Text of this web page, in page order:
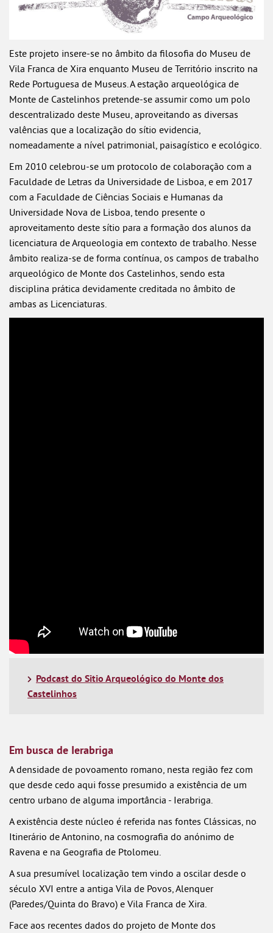
Este projeto insere-se no âmbito da filosofia do Museu de
Vila Franca de Xira enquanto Museu de Território inscrito na
Rede Portuguesa de Museus. A estação arqueológica de
Monte de Castelinhos pretende-se assumir como um polo
descentralizado deste Museu, aproveitando as diversas
valências que a localização do sítio evidencia,
nomeadamente a nível patrimonial, paisagístico e ecológico.
Em 2010 celebrou-se um protocolo de colaboração com a
Faculdade de Letras da Universidade de Lisboa, e em 2017
com a Faculdade de Ciências Sociais e Humanas da
Universidade Nova de Lisboa, tendo presente o
aproveitamento deste sítio para a formação dos alunos da
licenciatura de Arqueologia em contexto de trabalho. Nesse
âmbito realiza-se de forma contínua, os campos de trabalho
arqueológico de Monte dos Castelinhos, sendo esta
disciplina prática devidamente creditada no âmbito de
ambas as Licenciaturas.
Podcast do Sitio Arqueológico do Monte dos
Castelinhos
Em busca de Ierabriga
A densidade de povoamento romano, nesta região fez com
que desde cedo aqui fosse presumido a existência de um
centro urbano de alguma importância - Ierabriga.
A existência deste núcleo é referida nas fontes Clássicas, no
Itinerário de Antonino, na cosmografia do anónimo de
Ravena e na Geografia de Ptolomeu.
A sua presumível localização tem vindo a oscilar desde o
século XVI entre a antiga Vila de Povos, Alenquer
(Paredes/Quinta do Bravo) e Vila Franca de Xira.
Face aos recentes dados do projeto de Monte dos